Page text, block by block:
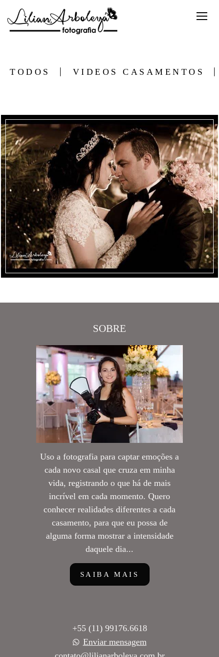
TODOS VIDEOS CASAMENTOS
SOBRE
Uso a fotografia para captar emoções a
cada novo casal que cruza em minha
vida, registrando o que há de mais
incrível em cada momento. Quero
conhecer realidades diferentes a cada
casamento, para que eu possa de
alguma forma mostrar a intensidade
daquele dia...
SAIBA MAIS
+55 (11) 99176.6618
Enviar mensagem